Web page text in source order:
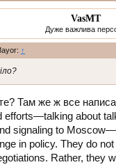
VasMT
Дуже важлива
↑
Там же ж все
efforts—talking about
signaling to
in policy. They do
Rather, they